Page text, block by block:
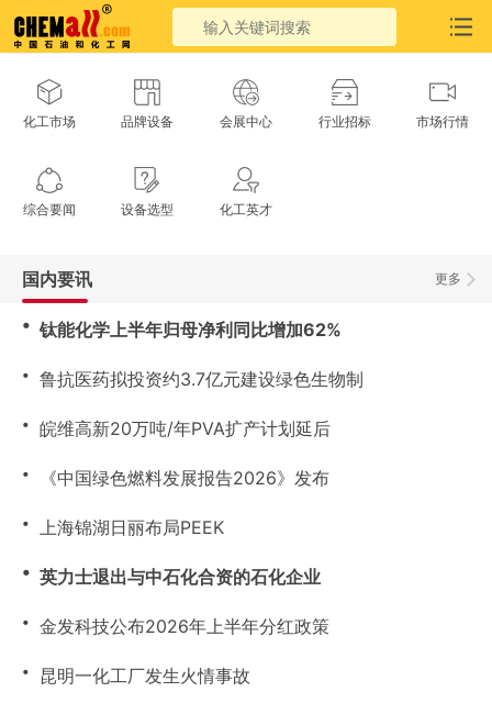
化工市场 品牌设备 会展中心 行业招标 市场行情
综合要闻 设备选型 化工英才
更多
国内要讯
・ 钛能化学上半年归母净利同比增加62%
・ 鲁抗医药拟投资约3.7亿元建设绿色生物制
・ 皖维高新20万吨/年PVA扩产计划延后
・ 《中国绿色燃料发展报告2026》发布
・ 上海锦湖日丽布局PEEK
・ 英力士退出与中石化合资的石化企业
・ 金发科技公布2026年上半年分红政策
・ 昆明一化工厂发生火情事故